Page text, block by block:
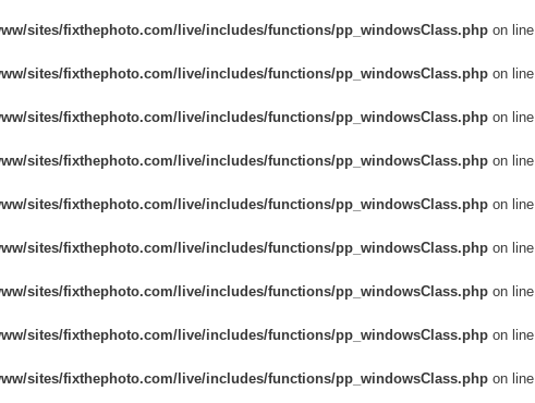
sites/fixthephoto.com/live/includes/functions/pp_windowsClass.phpon line
sites/fixthephoto.com/live/includes/functions/pp_windowsClass.phpon line
sites/fixthephoto.com/live/includes/functions/pp_windowsClass.phpon line
sites/fixthephoto.com/live/includes/functions/pp_windowsClass.phpon line
sites/fixthephoto.com/live/includes/functions/pp_windowsClass.phpon line
sites/fixthephoto.com/live/includes/functions/pp_windowsClass.phpon line
sites/fixthephoto.com/live/includes/functions/pp_windowsClass.phpon line
sites/fixthephoto.com/live/includes/functions/pp_windowsClass.phpon line
sites/fixthephoto.com/live/includes/functions/pp_windowsClass.phpon line